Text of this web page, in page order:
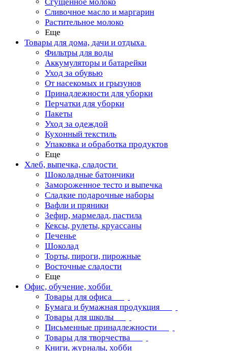
Сливочное масло и маргарин
Растительное молоко
Еще
Товары для дома, дачи и отдыха
Фильтры для воды
Аккумуляторы и батарейки
Уход за обувью
От насекомых и грызунов
Принадлежности для уборки
Перчатки для уборки
Пакеты
Уход за одеждой
Кухонный текстиль
Упаковка и обработка продуктов
Еще
Хлеб, выпечка, сладости
Шоколадные батончики
Замороженное тесто и выпечка
Сладкие подарочные наборы
Вафли и пряники
Зефир, мармелад, пастила
Кексы, рулеты, круассаны
Печенье
Шоколад
Торты, пироги, пирожные
Восточные сладости
Еще
Офис, обучение, хобби
Товары для офиса
Бумага и бумажная продукция
Товары для школы
Письменные принадлежности
Товары для творчества
Книги, журналы, хобби